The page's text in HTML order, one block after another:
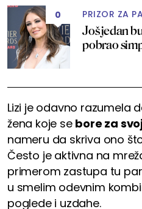
0 PRIZOR ZA
Još jedan
pobrao
Lizi je odavno razumela
žena koje se bore za
nameru da skriva ono
Često je aktivna na
primerom zastupa tu
u smelim odevnim
poglede i uzdahe.